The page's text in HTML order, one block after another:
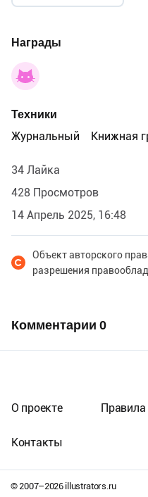
Награды
Техники
Журнальный
Книжная
34 Лайка
428 Просмотров
14 Апрель 2025, 16:48
Объект авторского
разрешения
Комментарии 0
© 2007–2026illustrators.ru
О проекте Правила
Контакты